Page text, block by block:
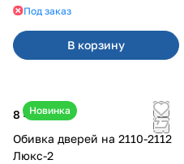
Под заказ
В корзину
Новинка
8 400 ₽
Обивка дверей на 2110-2112
Люкс-2